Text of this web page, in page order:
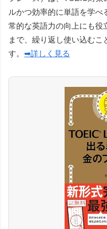
ルかつ効率的に単語を学べ
常的な英語力の向上にも役
まで、繰り返し使い込む
す。 ➡詳しく見る